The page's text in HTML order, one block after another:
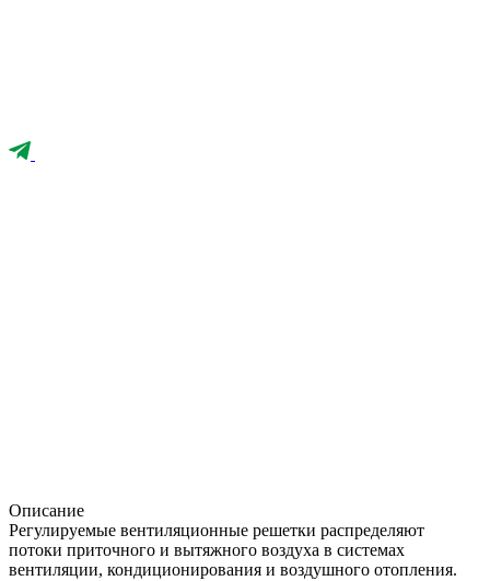
Описание
Регулируемые вентиляционные решетки распределяют
потоки приточного и вытяжного воздуха в системах
вентиляции, кондиционирования и воздушного отопления.